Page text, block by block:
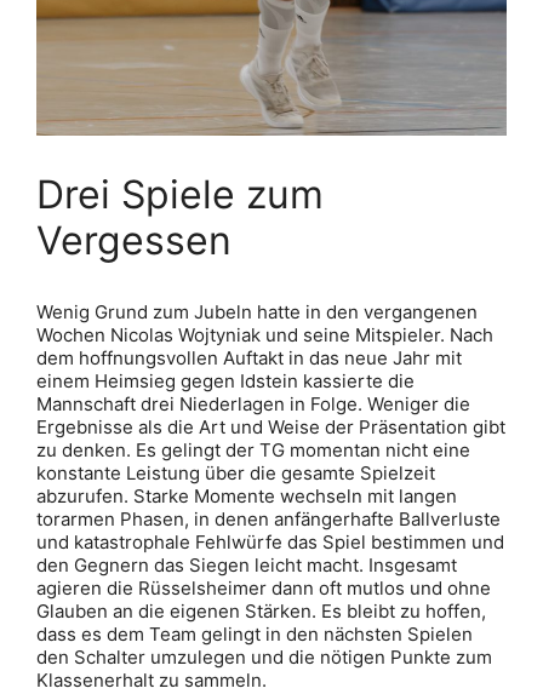
Drei Spiele zum
Vergessen
Wenig Grund zum Jubeln hatte in den vergangenen
Wochen Nicolas Wojtyniak und seine Mitspieler. Nach
dem hoffnungsvollen Auftakt in das neue Jahr mit
einem Heimsieg gegen Idstein kassierte die
Mannschaft drei Niederlagen in Folge. Weniger die
Ergebnisse als die Art und Weise der Präsentation gibt
zu denken. Es gelingt der TG momentan nicht eine
konstante Leistung über die gesamte Spielzeit
abzurufen. Starke Momente wechseln mit langen
torarmen Phasen, in denen anfängerhafte Ballverluste
und katastrophale Fehlwürfe das Spiel bestimmen und
den Gegnern das Siegen leicht macht. Insgesamt
agieren die Rüsselsheimer dann oft mutlos und ohne
Glauben an die eigenen Stärken. Es bleibt zu hoffen,
dass es dem Team gelingt in den nächsten Spielen
den Schalter umzulegen und die nötigen Punkte zum
Klassenerhalt zu sammeln.